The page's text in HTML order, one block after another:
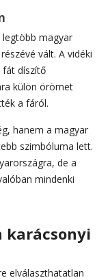
legtöbb magyar
vált. A vidéki
fát díszítő
külön örömet
a fáról.
hanem a magyar
szimbóluma lett.
de a
mindenki
karácsonyi
elválaszthatatlan